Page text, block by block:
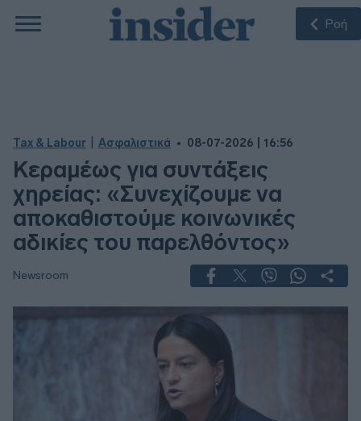
Ροή
Tax & Labour Ασφαλιστικά 08-07-2026 | 16:56
Κεραμέως για συντάξεις
χηρείας: «Συνεχίζουμε να
αποκαθιστούμε κοινωνικές
αδικίες του παρελθόντος»
Newsroom